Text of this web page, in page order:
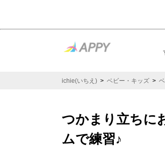
ichie(いちえ) > ベビー・キッズ >
つかまり立ちに
ムで練習♪